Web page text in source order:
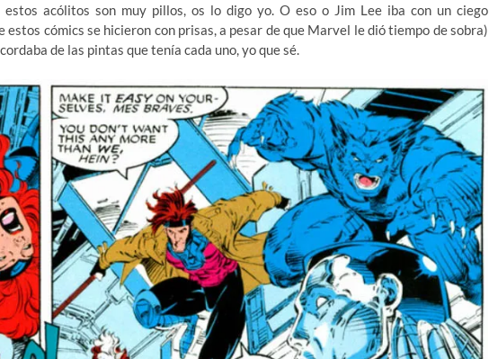
estos acólitos son muy pillos, os lo digo yo. O eso o Jim Lee iba con un ciego
estos cómics se hicieron con prisas, a pesar de que Marvel le dió tiempo de sobra)
de las pintas que tenía cada uno, yo que sé.